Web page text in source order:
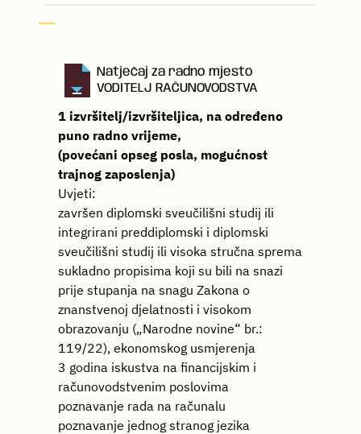
Natječaj za radno mjesto
VODITELJ RAČUNOVODSTVA
1 izvršitelj/izvršiteljica, na određeno
puno radno vrijeme,
(povećani opseg posla, mogućnost
trajnog zaposlenja)
Uvjeti:
završen diplomski sveučilišni studij ili
integrirani preddiplomski i diplomski
sveučilišni studij ili visoka stručna sprema
sukladno propisima koji su bili na snazi
prije stupanja na snagu Zakona o
znanstvenoj djelatnosti i visokom
obrazovanju („Narodne novine“ br.:
119/22), ekonomskog usmjerenja
3 godina iskustva na financijskim i
računovodstvenim poslovima
poznavanje rada na računalu
poznavanje jednog stranog jezika